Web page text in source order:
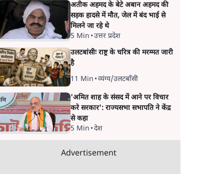
अतीक अहमद के बेटे अबान अहमद की
सड़क हादसे में मौत, जेल में बंद भाई से
मिलने जा रहे थे
5 Min •उत्तर प्रदेश
उलटबांसीः राष्ट्र के चरित्र की मरम्मत जारी
है
11 Min •व्यंग्य/उलटबाँसी
'अमित शाह के संसद में आने पर विचार
करे सरकार': राज्यसभा सभापति ने केंद्र
से कहा
5 Min •देश
Advertisement